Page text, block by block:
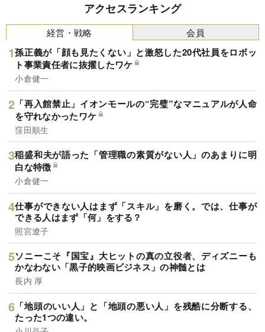
アクセスランキング
経営・戦略
孫正義が「顔も見たくない」と激怒した20代社員をロボッ
ト事業責任者に抜擢したワケ
小倉健一
「再入館禁止」イオンモールの“完璧”なマニュアルが人命
を守れなかったワケ
窪田順生
稲盛和夫が語った「管理職の素質がない人」のあまりに明
白な特徴
小倉健一
仕事ができない人はまず「スキル」を磨く。では、仕事が
できる人はまず「何」をする？
照宮遼子
ソニーこそ『国宝』大ヒットの真の立役者、ディズニーも
かなわない「黒子的映画ビジネス」の神髄とは
長内 厚
「地頭のいい人」と「地頭の悪い人」を残酷に分断する、
たった1つの違い。
会員